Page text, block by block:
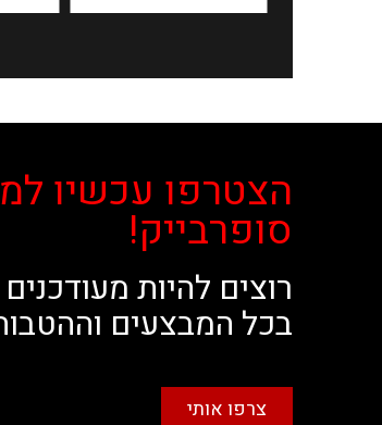
הצטרפו עכשיו
סופרבייק!
רוצים להיות מעודכנים
בכל המבצעים
צרפו אותי